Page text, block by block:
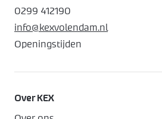
Over KEX
0299 412190
info@kexvolendam.nl
Openingstijden